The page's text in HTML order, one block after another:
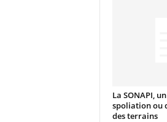
La SONAPI,
spoliation ou
des terrains